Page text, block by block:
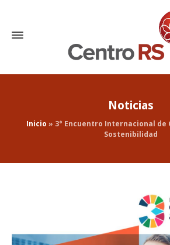
Noticias
Inicio » 3° Encuentro Internacional de
Sostenibilidad